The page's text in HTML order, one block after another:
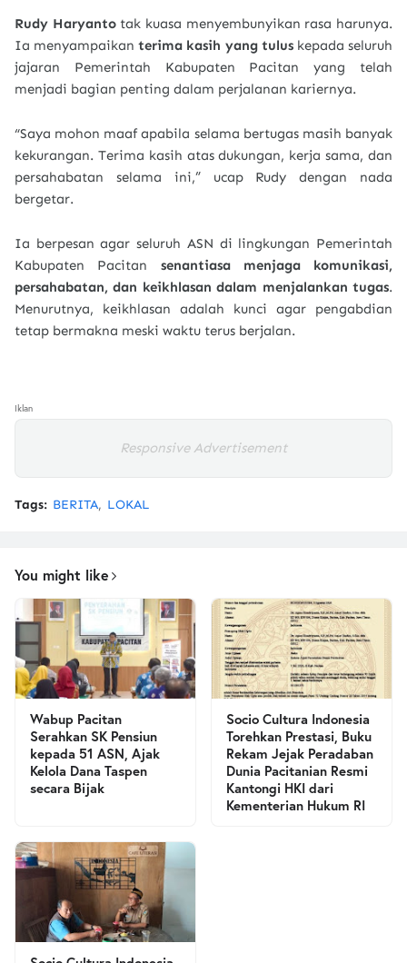
Rudy Haryantotak kuasa menyembunyikan rasa harunya.
Ia menyampaikanterima kasih yang tuluskepada seluruh
jajaran Pemerintah Kabupaten Pacitan yang telah
menjadi bagian penting dalam perjalanan kariernya.
“Saya mohon maaf apabila selama bertugas masih banyak
kekurangan. Terima kasih atas dukungan, kerja sama, dan
persahabatan selama ini,” ucap Rudy dengan nada
bergetar.
Ia berpesan agar seluruh ASN di lingkungan Pemerintah
Kabupaten Pacitan senantiasa menjaga komunikasi,
persahabatan, dan keikhlasan dalam menjalankan tugas.
Menurutnya, keikhlasan adalah kunci agar pengabdian
tetap bermakna meski waktu terus berjalan.
Iklan
Responsive Advertisement
Tags: BERITA LOKAL
You might like
Wabup Pacitan
Serahkan SK Pensiun
kepada 51 ASN, Ajak
Kelola Dana Taspen
secara Bijak
Socio Cultura Indonesia
Torehkan Prestasi, Buku
Rekam Jejak Peradaban
Dunia Pacitanian Resmi
Kantongi HKI dari
Kementerian Hukum RI